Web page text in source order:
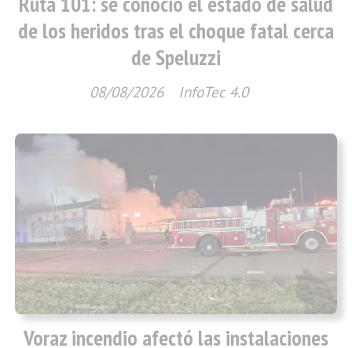
de los heridos tras el choque fatal cerca
de Speluzzi
InfoTec 4.0
08/08/2026
Voraz incendio afectó las instalaciones